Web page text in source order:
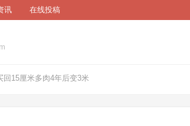
讯 在线投稿
回15厘米多肉4年后变3米